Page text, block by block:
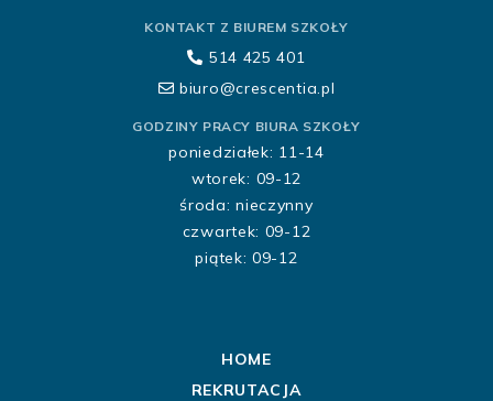
KONTAKT Z BIUREM SZKOŁY
514 425 401
biuro@crescentia.pl
GODZINY PRACY BIURA SZKOŁY
poniedziałek: 11-14
wtorek: 09-12
środa: nieczynny
czwartek: 09-12
piątek: 09-12
HOME
REKRUTACJA